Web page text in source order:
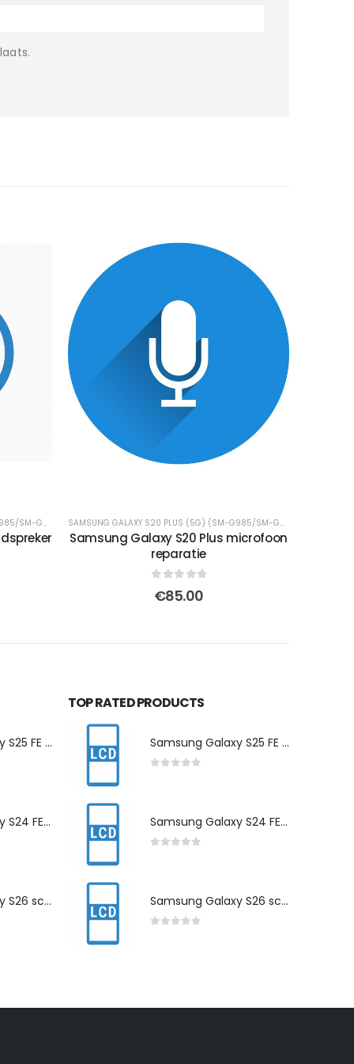
SAMSUNG GALAXY S20 PLUS (5G) (SM-G985/SM-G986) SAMSUNG GALAXY S20 PLUS (5G) (SM-G985/SM-G986)
Samsung Galaxy S20 Plus microfoon
reparatie
out of 5
€85.00
Samsung Galaxy S25 FE scherm herstelling
Samsung Galaxy S24 FE scherm herstelling
Samsung Galaxy S26 scherm herstelling
TOP RATED PRODUCTS
Samsung Galaxy S25 FE scherm herstelling
Samsung Galaxy S24 FE scherm herstelling
Samsung Galaxy S26 scherm herstelling